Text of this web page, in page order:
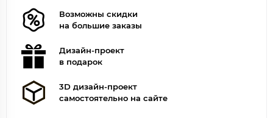
Возможны скидки
на большие заказы
Дизайн-проект
в подарок
3D дизайн-проект
самостоятельно на сайте